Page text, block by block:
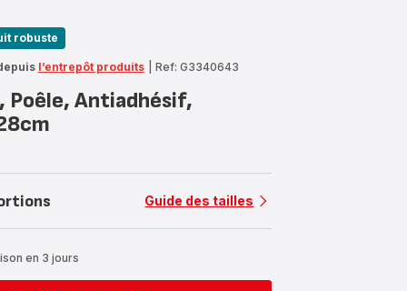
robuste
l’entrepôt produits Ref: G3340643
Poêle, Antiadhésif,
Guide des tailles
en 3 jours